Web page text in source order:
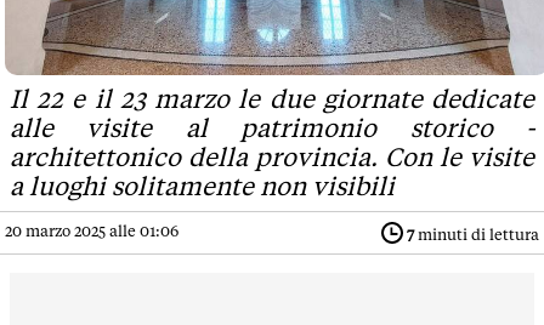
Il 22 e il 23 marzo le due giornate dedicate
alle visite al patrimonio storico -
architettonico della provincia. Con le visite
a luoghi solitamente non visibili
20 marzo 2025 alle 01:06 7minuti di lettura